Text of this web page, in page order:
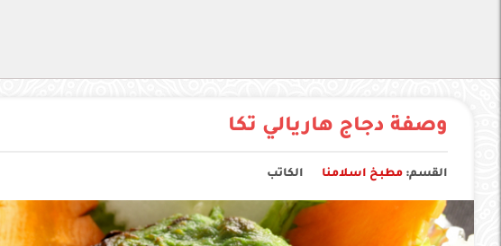
وصفة دجاج هاريالي تكا
القسم: مطبخ اسلامنا الكاتب